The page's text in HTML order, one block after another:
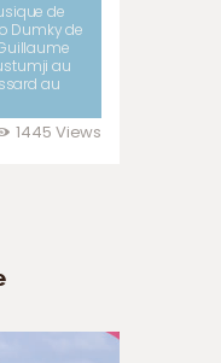
de
Dumky de
au
au
1445 Views